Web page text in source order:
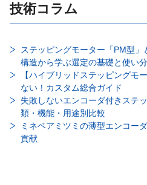
技術コラム
ステッピングモーター「PM型」
構造から学ぶ選定の基礎と使い
【ハイブリッドステッピングモ
ない！カスタム総合ガイド
失敗しないエンコーダ付きステ
類・機能・用途別比較
ミネベアミツミの薄型エンコー
貢献